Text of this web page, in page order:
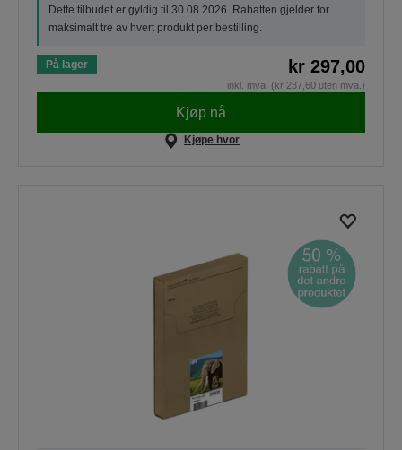
Dette tilbudet er gyldig til 30.08.2026. Rabatten gjelder for
maksimalt tre av hvert produkt per bestilling.
På lager kr 297,00
inkl. mva. (kr 237,60 uten mva.)
Kjøp nå
Kjøpe hvor